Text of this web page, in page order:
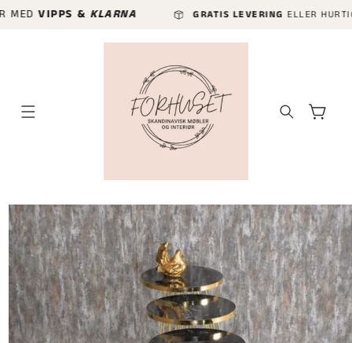
TIL
&KLARNA GRATIS LEVERINGELLER
Handlekurv
TIL